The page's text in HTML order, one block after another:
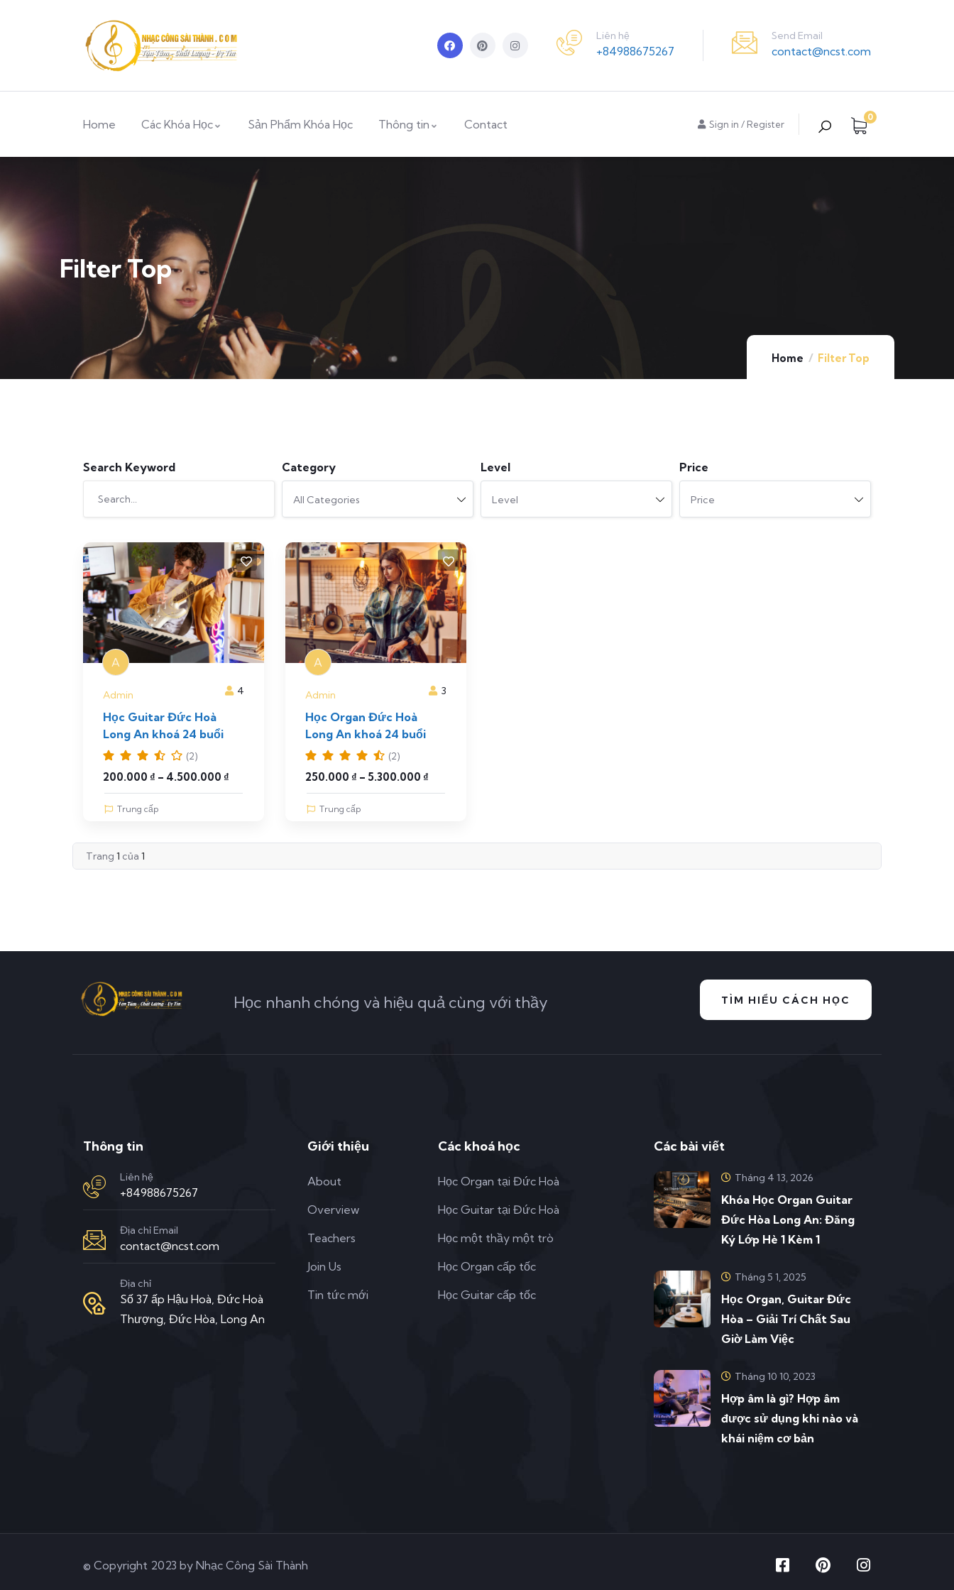
Liên hệ
+84988675267
Send Email
contact@ncst.com
Home Các Khóa Học Sản Phẩm Khóa Học Thông tin Contact Sign in / Register
0
Filter Top
Home Filter Top
Search Keyword Category
All Categories
Level
Level
Price
Price
A
Admin 4
Học Guitar Đức Hoà
Long An khoá 24 buổi
(2)
200.000 ₫ – 4.500.000 ₫
Trung cấp
A
Admin 3
Học Organ Đức Hoà
Long An khoá 24 buổi
(2)
250.000 ₫ – 5.300.000 ₫
Trung cấp
Trang 1 của 1
Học nhanh chóng và hiệu quả cùng với thầy TÌM HIỂU CÁCH HỌC
Thông tin
Liên hệ
+84988675267
Địa chỉ Email
contact@ncst.com
Địa chỉ
Số 37 ấp Hậu Hoà, Đức Hoà
Thượng, Đức Hòa, Long An
Giới thiệu
About
Overview
Teachers
Join Us
Tin tức mới
Các khoá học
Học Organ tại Đức Hoà
Học Guitar tại Đức Hoà
Học một thầy một trò
Học Organ cấp tốc
Học Guitar cấp tốc
Các bài viết
Tháng 4 13, 2026
Khóa Học Organ Guitar
Đức Hòa Long An: Đăng
Ký Lớp Hè 1 Kèm 1
Tháng 5 1, 2025
Học Organ, Guitar Đức
Hòa – Giải Trí Chất Sau
Giờ Làm Việc
Tháng 10 10, 2023
Hợp âm là gì? Hợp âm
được sử dụng khi nào và
khái niệm cơ bản
© Copyright 2023 by Nhạc Công Sài Thành